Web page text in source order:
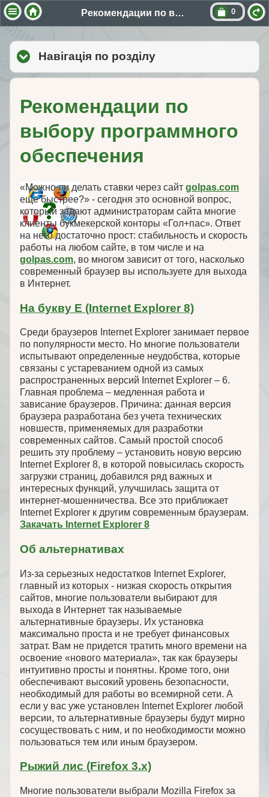
Рекомендации по выбору программного обеспечения 0
Навігація по розділуclick to expand
Рекомендации по
выбору программного
обеспечения
«Можно ли делать ставки через сайт golpas.com
еще быстрее?» - сегодня это основной вопрос,
который задают администраторам сайта многие
клиенты букмекерской конторы «Гол+пас». Ответ
на него достаточно прост: стабильность и скорость
работы на любом сайте, в том числе и на
golpas.com, во многом зависит от того, насколько
современный браузер вы используете для выхода
в Интернет.
На букву Е (Internet Explorer 8)
Среди браузеров Internet Explorer занимает первое
по популярности место. Но многие пользователи
испытывают определенные неудобства, которые
связаны с устареванием одной из самых
распространенных версий Internet Explorer – 6.
Главная проблема – медленная работа и
зависание браузеров. Причина: данная версия
браузера разработана без учета технических
новшеств, применяемых для разработки
современных сайтов. Самый простой способ
решить эту проблему – установить новую версию
Internet Explorer 8, в которой повысилась скорость
загрузки страниц, добавился ряд важных и
интересных функций, улучшилась защита от
интернет-мошенничества. Все это приближает
Internet Explorer к другим современным браузерам.
Закачать Internet Explorer 8
Об альтернативах
Из-за серьезных недостатков Internet Explorer,
главный из которых - низкая скорость открытия
сайтов, многие пользователи выбирают для
выхода в Интернет так называемые
альтернативные браузеры. Их установка
максимально проста и не требует финансовых
затрат. Вам не придется тратить много времени на
освоение «нового материала», так как браузеры
интуитивно просты и понятны. Кроме того, они
обеспечивают высокий уровень безопасности,
необходимый для работы во всемирной сети. А
если у вас уже установлен Internet Explorer любой
версии, то альтернативные браузеры будут мирно
сосуществовать с ним, и по необходимости можно
пользоваться тем или иным браузером.
Рыжий лис (Firefox 3.x)
Многие пользователи выбрали Mozilla Firefox за